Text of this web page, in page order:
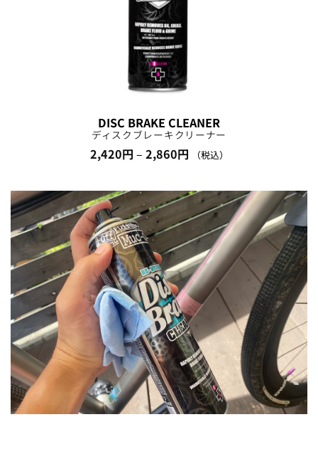
DISC BRAKE CLEANER
ディスクブレーキクリーナー
2,420円 – 2,860円価
格
2,420
円
2,860
円
（税込）